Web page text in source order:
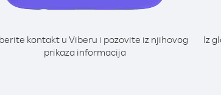
kontakt u Viberu i pozovite iz njihovog
prikaza informacija
Iz